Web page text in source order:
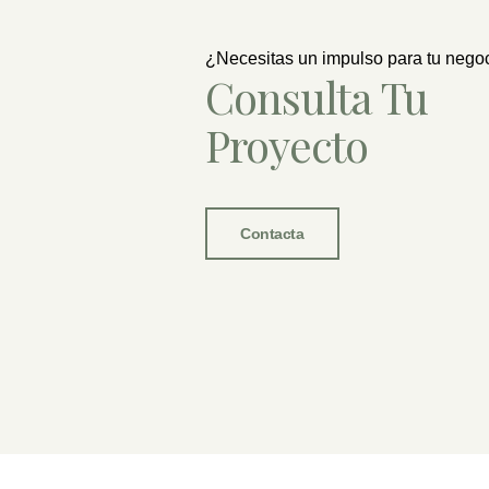
¿Necesitas un impulso para tu
Consulta Tu
Proyecto
Contacta